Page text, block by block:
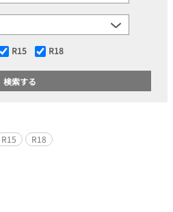
R15 R18
R15 R18